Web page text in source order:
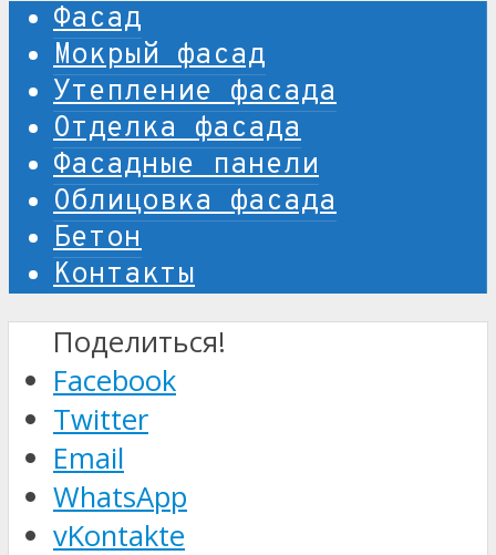
Фасад
Мокрый фасад
Утепление фасада
Отделка фасада
Фасадные панели
Облицовка фасада
Бетон
Контакты
Поделиться!
Facebook
Twitter
Email
WhatsApp
vKontakte